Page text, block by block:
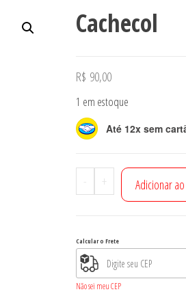
Cachecol
R$ 90,00
1 em estoque
Até 12x sem
-
Cachecol
quantidade
+ Adicionar
Calcular o Frete
Não sei meu CEP